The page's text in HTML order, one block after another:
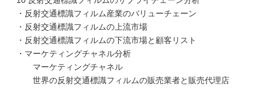
・反射交通標識フィルム産業のバリューチェーン
・反射交通標識フィルムの上流市場
・反射交通標識フィルムの下流市場と顧客リスト
・マーケティングチャネル分析
マーケティングチャネル
世界の反射交通標識フィルムの販売業者と販売代理店